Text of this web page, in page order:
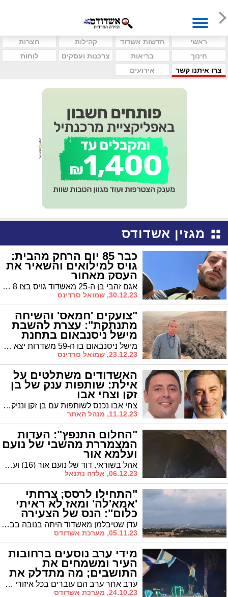
ראשי חדשות אשדוד קהילות
חצרות
חינוך
בריאות צרכנות ועסקים
לוחות
צרו איתנו קשר
אירועים
מגזין אשדודס
כבר 85 יום הרחק מהבית:
גויס למילואים והשאיר את
העסק מאחור
אגם זהבי בן ה-25 מאשדוד גויס בצו 8 כלוחם גבעתי מיד עם פרוץ המלחמה והשאיר את כל חייו מאחור. את העסק שפתח רק חודש וחצי קודם לכן הוא נאלץ לסגור והיום - 85 יום אחרי - קונדיטוריה "סוויטס" שהוא מפעיל בעיר אט אט חוזרת לעצמה. "לא מרגיש שיש לי את הזכות להתלונן"
30.12.23, שמואל סרדינס
"צועקים 'חמאס' והשיחה
מתנתקת": עצרת להשבת
מישל ניסנבאום בתחנת
מד"א אשדוד מישל ניסנבאום בן ה-59 משדרות יצא בבוקר שמחת תורה כדי לאסוף את נכדתו בת ה-4 מבסיס רעים. כעבור 10 דקות נותק עמו הקשר ושבועיים לאחר מכן התברר שהוא נחטף לעזה. ביום חמישי הקרוב יתקיים בתחנת מד"א בעיר אירוע הקורא להשבתו
23.12.23, שמואל סרדינס
האשדודים משתלטים על
אילת: שותפות ענק של בן
זקן וצחי אבו
צחי אבו נכנס לשותפות עם בן זקן ונניקשוולי להקמת קניון ענק באילת אותו רכש ועליו עבד בן זקן כ-15 שנה. עלות הקמת הקניון כ900 מיליון שקל. הכנסות שנתיות צפויות כ 80-70 מיליון שקל. אבו: "מי שירצה לבוא למקום חדש באילת - יגיע אלינו"
11.12.23, מנהל האתר
"החלום התנפץ": העדות
המצמררת מהשבי של נועם
ועלמא אור
אהל בשוראי, דוד של נועם אור (16) ועלמה אור (13) תושבי קיבוץ בארי ששוחררו אחרי 52 ימים בשבי החמאס, מספר בשמם עדות מצמררת מהשבי
06.12.23, אלדה נתנאל
"התחילו לרסס; צרחתי
'אמא'לה' ומאז לא ראיתי
כלום": הנס של הצעירה
מאשדוד שניצלה מהטבח עדן שטיבלמן מאשדוד היתה בנובה בבוקר שמחת תורה המדמם. כשהחל הירי המאסיבי והבינה שעשרות מחבלים פשטו על המקום, היא רצה לתפוס מחסה. בפוסט מטלטל שפרסמה בפייסבוק היא מספרת על השתלשלות האירועים ומבקשת: "זה הזמן שלנו להיות חזקים ומאוחדים"
05.11.23, מערכת אשדודס
מידי ערב נוסעים ברחובות
העיר ומשמחים את
התושבים; מה מתדלק את
'שיירת השמחה'? (וידאו) ערב אחר ערב הם עוברים בכל איזורי העיר כששיירת הרכבים המשמיעה מוזיקה מרקידה את התושבים ומביאה שמחה לבתים. מי הם אלו שדואגים לשמח את העיר בימים אלו?
24.10.23, מערכת אשדודס